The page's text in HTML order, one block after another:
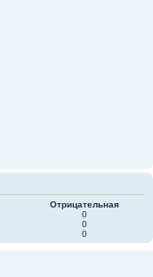
Отрицательная
0
0
0